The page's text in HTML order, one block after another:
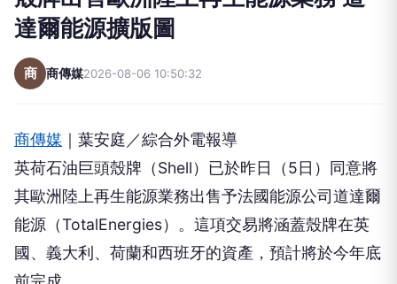
商 商傳媒2026-08-06 10:50:32
商傳媒｜葉安庭／綜合外電報導
其歐洲陸上再生能源業務出售予法國能源公司道達爾
能源（TotalEnergies）。這項交易將涵蓋殼牌在英
國、義大利、荷蘭和西班牙的資產，預計將於今年底
前完成。
根據《The Standard》報導，道達爾能源將接手總